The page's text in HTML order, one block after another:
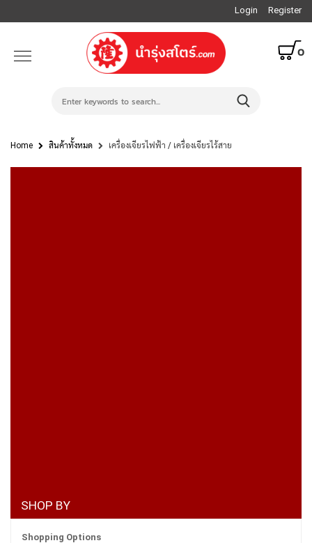
Login Register
0
Home สินค้าทั้งหมด เครื่องเจียรไฟฟ้า / เครื่องเจียรไร้สาย
SHOP BY
Shopping Options